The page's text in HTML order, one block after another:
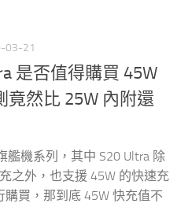
03-21
是否值得購買 45W
竟然比 25W 內附還
艦機系列，其中 S20 Ultra 除
之外，也支援 45W 的快速充
購買，那到底 45W 快充值不